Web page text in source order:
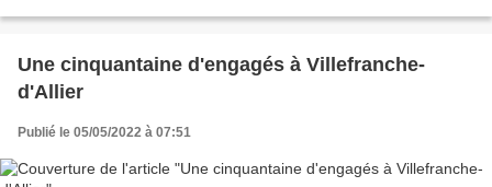
Une cinquantaine d'engagés à Villefranche-
d'Allier
Publié le 05/05/2022 à 07:51